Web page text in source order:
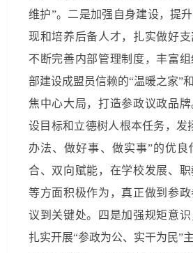
维护”。二是加强自身建设，提
现和培养后备人才，扎实做好支
不断完善内部管理制度，丰富
部建设成盟员信赖的“温暖之家”
焦中心大局，打造参政议政品
设目标和立德树人根本任务，发
办法、做好事、做实事”的优良
合、双向赋能，在学校发展、
等方面积极作为，真正做到参
议到关键处。四是加强规矩意识
扎实开展“参政为公、实干为民”